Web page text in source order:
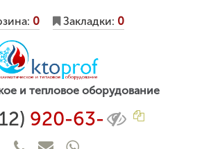
0 Закладки: 0
и тепловое оборудование
920-63-